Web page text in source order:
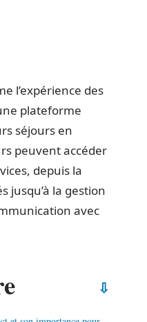
l’expérience des
plateforme
séjours en
peuvent accéder
depuis la
jusqu’à la gestion
avec